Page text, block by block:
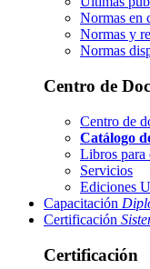
Normas en
Normas y
Normas
Centro de
Centro de
Catálogo
Libros para
Servicios
Ediciones
Capacitación
Certificación
Certificación